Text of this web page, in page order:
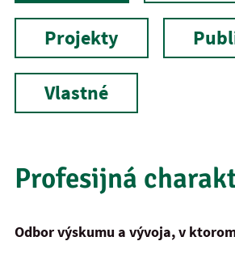
Projekty
Vlastné
Profesijná
Odbor výskumu a vývoja, v